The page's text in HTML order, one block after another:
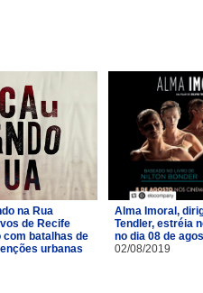
na Rua
de Recife
com batalhas de
urbanas
Alma Imoral,
Tendler, estréia
no dia 08 de
02/08/2019